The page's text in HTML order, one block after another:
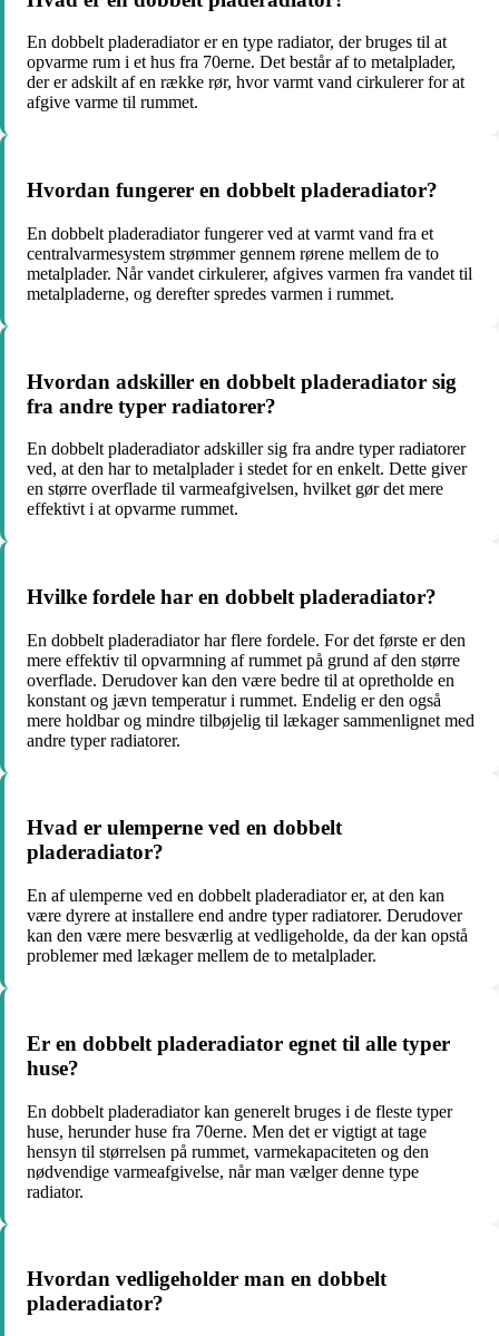
En dobbelt pladeradiator er en type radiator, der bruges til at
opvarme rum i et hus fra 70erne. Det består af to metalplader,
der er adskilt af en række rør, hvor varmt vand cirkulerer for at
afgive varme til rummet.
Hvordan fungerer en dobbelt pladeradiator?
En dobbelt pladeradiator fungerer ved at varmt vand fra et
centralvarmesystem strømmer gennem rørene mellem de to
metalplader. Når vandet cirkulerer, afgives varmen fra vandet til
metalpladerne, og derefter spredes varmen i rummet.
Hvordan adskiller en dobbelt pladeradiator sig
fra andre typer radiatorer?
En dobbelt pladeradiator adskiller sig fra andre typer radiatorer
ved, at den har to metalplader i stedet for en enkelt. Dette giver
en større overflade til varmeafgivelsen, hvilket gør det mere
effektivt i at opvarme rummet.
Hvilke fordele har en dobbelt pladeradiator?
En dobbelt pladeradiator har flere fordele. For det første er den
mere effektiv til opvarmning af rummet på grund af den større
overflade. Derudover kan den være bedre til at opretholde en
konstant og jævn temperatur i rummet. Endelig er den også
mere holdbar og mindre tilbøjelig til lækager sammenlignet med
andre typer radiatorer.
Hvad er ulemperne ved en dobbelt
pladeradiator?
En af ulemperne ved en dobbelt pladeradiator er, at den kan
være dyrere at installere end andre typer radiatorer. Derudover
kan den være mere besværlig at vedligeholde, da der kan opstå
problemer med lækager mellem de to metalplader.
Er en dobbelt pladeradiator egnet til alle typer
huse?
En dobbelt pladeradiator kan generelt bruges i de fleste typer
huse, herunder huse fra 70erne. Men det er vigtigt at tage
hensyn til størrelsen på rummet, varmekapaciteten og den
nødvendige varmeafgivelse, når man vælger denne type
radiator.
Hvordan vedligeholder man en dobbelt
pladeradiator?